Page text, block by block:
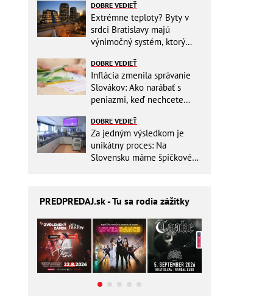
DOBRE VEDIEŤ
Extrémne teploty? Byty v
srdci Bratislavy majú
výnimočný systém, ktorý
DOBRE VEDIEŤ
Inflácia zmenila správanie
Slovákov: Ako narábať s
peniazmi, keď nechcete
DOBRE VEDIEŤ
Za jedným výsledkom je
unikátny proces: Na
Slovensku máme špičkové
PREDPREDAJ.sk - Tu sa rodia zážitky